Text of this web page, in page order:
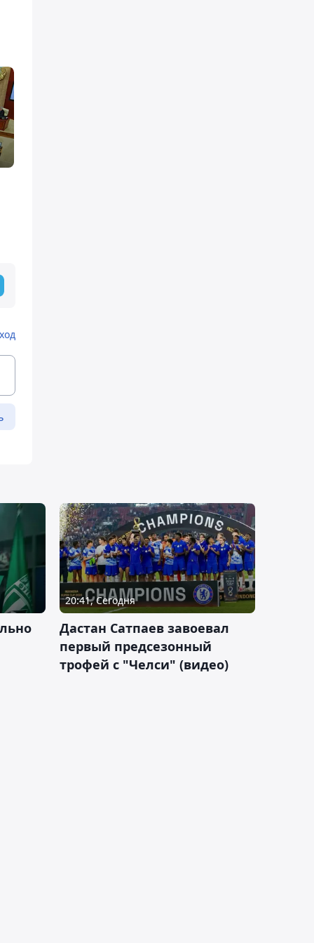
20:41, Сегодня
Дастан Сатпаев завоевал
первый предсезонный
трофей с "Челси" (видео)